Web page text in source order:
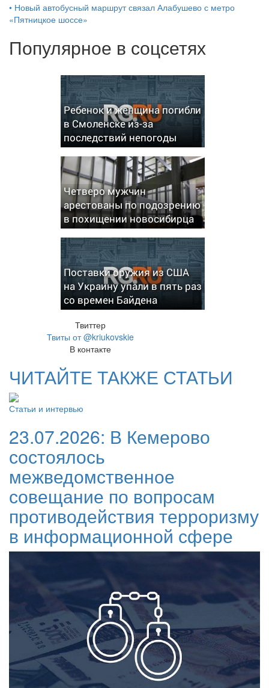
• Новый автобусный маршрут связал Алабушево с метро
«Пятницкое шоссе»
Популярное в соцсетях
Ребенок и женщина погибли
в Смоленске из-за
последствий непогоды
Четверо мужчин
арестованы по подозрению
в похищении новосибирца
Поставки оружия из США
на Украину упали в пять раз
со времен Байдена
Твиттер
Твиты от @kriukovskie
В контакте
ЧИТАЙТЕ ТАКЖЕ СТАТЬИ
Статьи и интервью
23.07.2026: В Кемерово
состоялось
межведомственное
совещание по вопросам
противодействия терроризму
в информационной сфере